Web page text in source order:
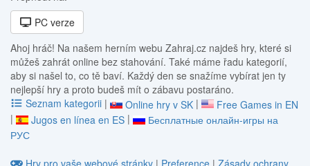
PC verze
Ahoj hráč! Na našem herním webu Zahraj.cz najdeš hry, které si
můžeš zahrát online bez stahování. Také máme řadu kategorií,
aby si našel to, co tě baví. Každý den se snažíme vybírat jen ty
nejlepší hry a proto budeš mít o zábavu postaráno.
Seznam kategorii | Online hry v SK |
Free Games in EN
|
Jugos en línea en ES |
Бесплатные онлайн-игры на
РУС
Hry pro vaše webové stránky | Preference | Zásady ochrany